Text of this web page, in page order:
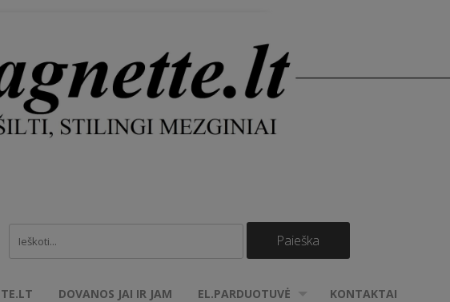
DOVANOS JAI IR JAM EL.PARDUOTUVĖ KONTAKTAI